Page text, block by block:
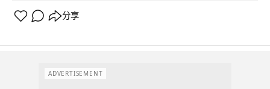
分享
ADVERTISEMENT